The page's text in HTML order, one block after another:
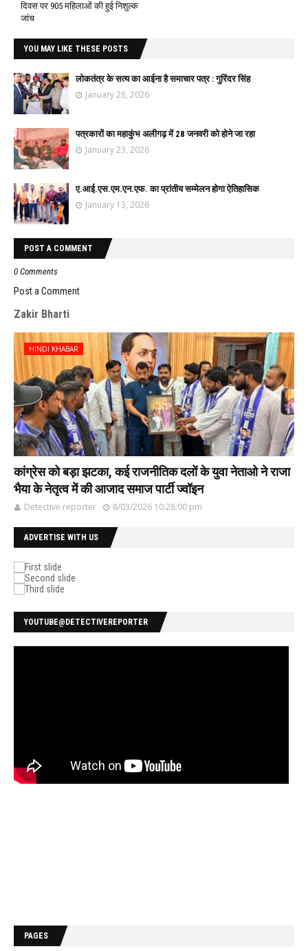
दिवस पर 905 महिलाओं की हुई निशुल्क
जांच
YOU MAY LIKE THESE POSTS
लोकतंत्र के सत्य का आईना है समाचार पत्र : गुरिंदर सिंह
January 28, 2026
पत्रकारों का महाकुंभ अलीगढ़ में 28 जनवरी को होने जा रहा
January 23, 2026
ए.आई.एस.एम.एन.एफ. का प्रांतीय सम्मेलन होगा ऐतिहासिक
January 13, 2026
POST A COMMENT
0 Comments
Post a Comment
Zakir Bharti
HINDI KHABAR
कांग्रेस को बड़ा झटका, कई राजनीतिक दलों के युवा नेताओ ने राजा
भैया के नेतृत्व में की आजाद समाज पार्टी ज्वॉइन
Detective reporter 8/03/2026 10:28:00 pm
ADVERTISE WITH US
YOUTUBE@DETECTIVEREPORTER
PAGES